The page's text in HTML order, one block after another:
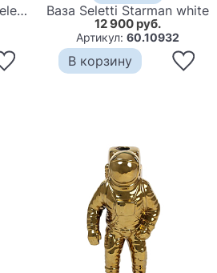
Десертная тарелка Seletti Saturn Ваза Seletti Starman white
12 900 руб.
Артикул: 60.10932
В корзину